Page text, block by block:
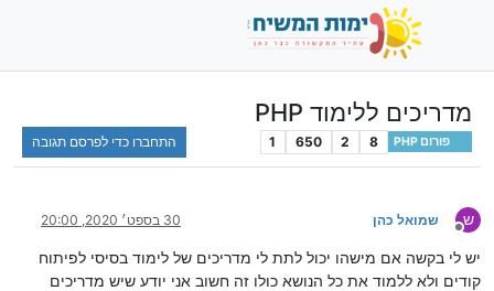
מדריכים ללימוד PHP
פורום PHP 8
2
650
1 התחברו כדי לפרסם תגובה
ש
מנותק
שמואל כהן 30 בספט׳ 2020, 20:00
יש לי בקשה אם מישהו יכול לתת לי מדריכים של לימוד בסיסי לפיתוח
קודים ולא ללמוד את כל הנושא כולו זה חשוב אני יודע שיש מדריכים